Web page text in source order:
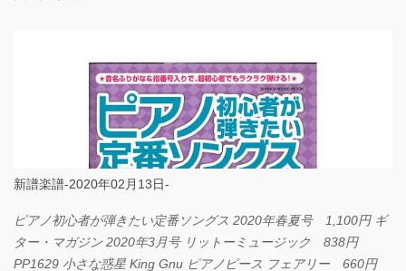
新譜楽譜-2020年02月13日-
ピアノ初心者が弾きたい定番ソングス 2020年春夏号 1,100円 ギ
ター・マガジン 2020年3月号 リットーミュージック 838円
PP1629 小さな惑星 King Gnu ピアノピース フェアリー 660円